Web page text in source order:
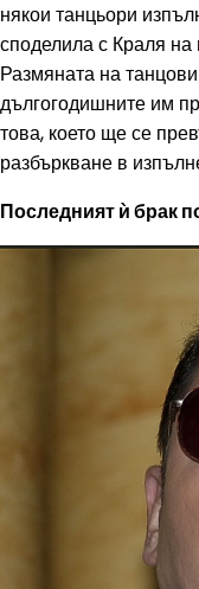
някои танцьори
споделила с Краля на
Размяната на
дългогодишните им
това, което ще се
разбъркване в
Последният ѝ брак